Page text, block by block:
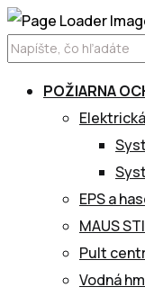
POŽIARNA
EPS a
MAUS
Pult
Vodná